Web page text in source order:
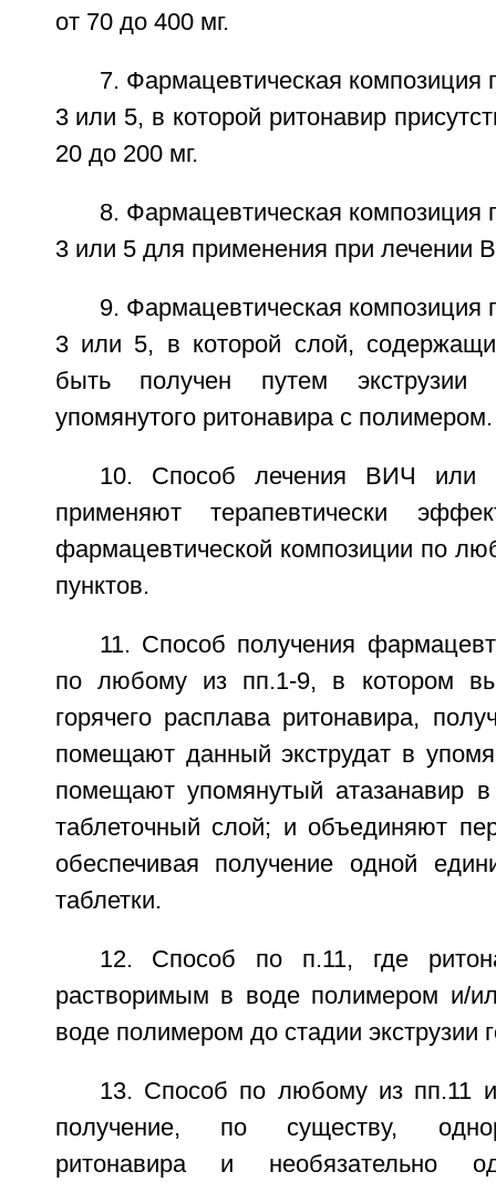
от 70 до 400 мг.
7. Фармацевтическая композиция
3 или 5, в которой ритонавир
20 до 200 мг.
8. Фармацевтическая композиция
3 или 5 для применения при
9. Фармацевтическая композиция
3 или 5, в которой слой,
быть получен путем экструзии
упомянутого ритонавира с полимером.
10. Способ лечения ВИЧ или
применяют терапевтически
фармацевтической композиции по
пунктов.
11. Способ получения
по любому из пп.1-9, в котором
горячего расплава ритонавира,
помещают данный экструдат в
помещают упомянутый атазанавир
таблеточный слой; и объединяют
обеспечивая получение одной
таблетки.
12. Способ по п.11, где
растворимым в воде полимером и/
воде полимером до стадии экструзии
13. Способ по любому из пп.11
получение, по существу,
ритонавира и необязательно